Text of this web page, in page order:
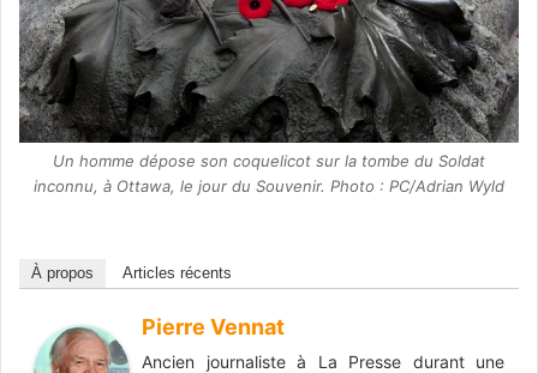
Un homme dépose son coquelicot sur la tombe du Soldat
inconnu, à Ottawa, le jour du Souvenir. Photo : PC/Adrian Wyld
À propos Articles récents
Pierre Vennat
Ancien journaliste à La Presse durant une